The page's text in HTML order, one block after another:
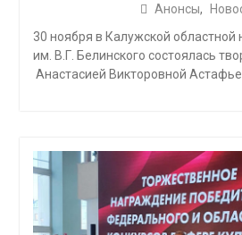
Анонсы,
30 ноября в Калужской областной
им. В.Г. Белинского состоялась
Анастасией Викторовной